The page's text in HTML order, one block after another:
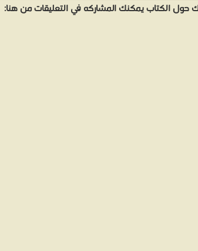
الكتاب يمكنك المشاركه في التعليقات من هنا: